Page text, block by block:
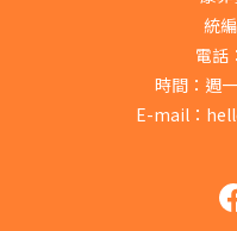
統
電話
時間：週
E-mail：